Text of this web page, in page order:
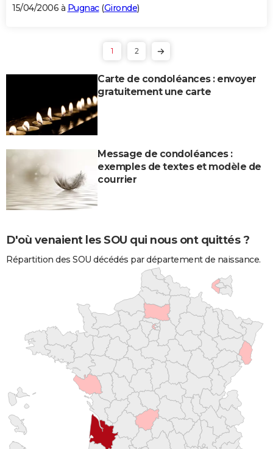
15/04/2006 à Pugnac(Gironde)
1 2
Carte de condoléances : envoyer
gratuitement une carte
Message de condoléances :
exemples de textes et modèle de
courrier
D'où venaient les SOU qui nous ont quittés ?
Répartition des SOU décédés par département de naissance.